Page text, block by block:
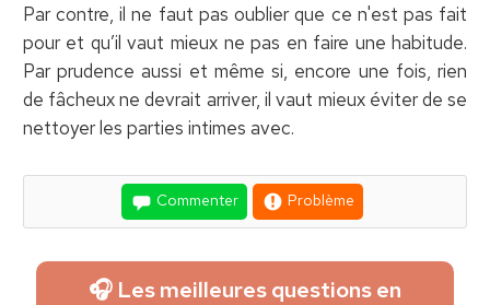
Par contre, il ne faut pas oublier que ce n'est pas fait
pour et qu’il vaut mieux ne pas en faire une habitude.
Par prudence aussi et même si, encore une fois, rien
de fâcheux ne devrait arriver, il vaut mieux éviter de se
nettoyer les parties intimes avec.
Commenter Problème
🎧 Les meilleures questions en